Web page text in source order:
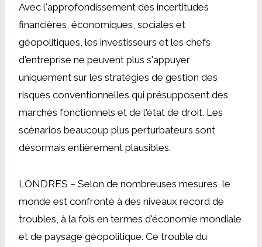
Avec l'approfondissement des incertitudes
financières, économiques, sociales et
géopolitiques, les investisseurs et les chefs
d'entreprise ne peuvent plus s'appuyer
uniquement sur les stratégies de gestion des
risques conventionnelles qui présupposent des
marchés fonctionnels et de l'état de droit. Les
scénarios beaucoup plus perturbateurs sont
désormais entièrement plausibles.
LONDRES – Selon de nombreuses mesures, le
monde est confronté à des niveaux record de
troubles, à la fois en termes d'économie mondiale
et de paysage géopolitique. Ce trouble du